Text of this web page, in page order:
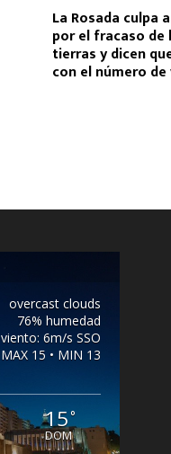
La Rosada culpa
por el fracaso de
tierras y dicen
con el número
overcast clouds
76% humedad
viento: 6m/s SSO
MAX 15 • MIN 13
15°
DOM